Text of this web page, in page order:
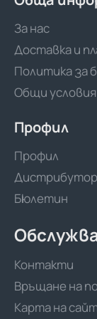
За нас
Доставка и
Политика за
Общи
Профил
Профил
Бюлетин
Контакти
Връщане на
Карта на